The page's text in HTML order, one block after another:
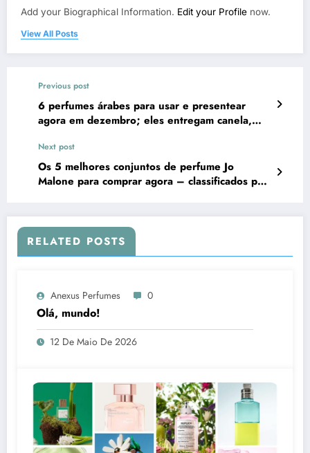
Add your Biographical Information. Edit your Profile now.
View All Posts
Previous post
6 perfumes árabes para usar e presentear
agora em dezembro; eles entregam canela,
Next post
Os 5 melhores conjuntos de perfume Jo
Malone para comprar agora – classificados por
RELATED POSTS
Anexus Perfumes 0
Olá, mundo!
12 De Maio De 2026